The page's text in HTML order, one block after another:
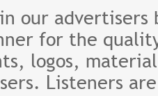
our
for the
logos,
Listeners